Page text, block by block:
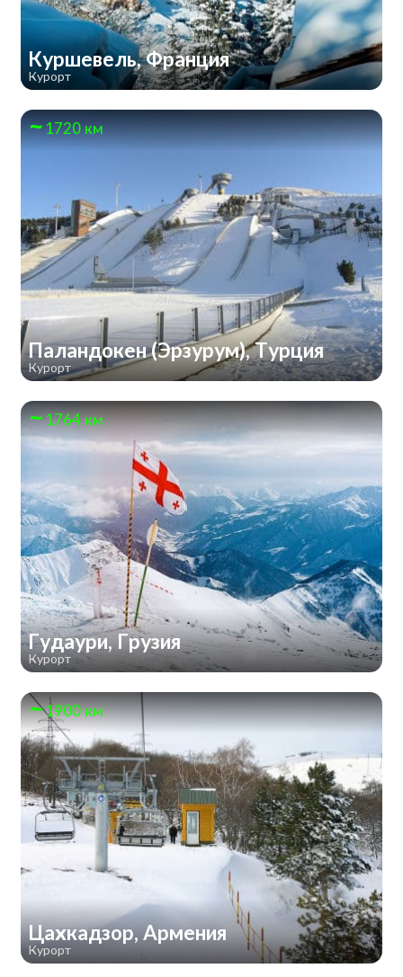
Куршевель, Франция
Курорт
1720 км
Паландокен (Эрзурум), Турция
Курорт
1764 км
Гудаури, Грузия
Курорт
1900 км
Цахкадзор, Армения
Курорт